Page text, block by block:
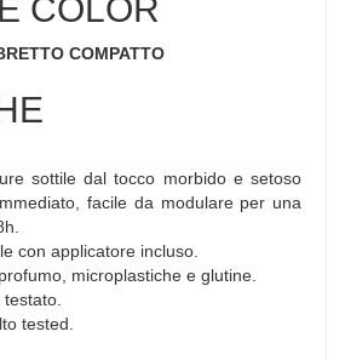
COLOR
COMPATTO
sottile dal tocco morbido e setoso
facile da modulare per una
con applicatore incluso.
microplastiche e glutine.
tested.